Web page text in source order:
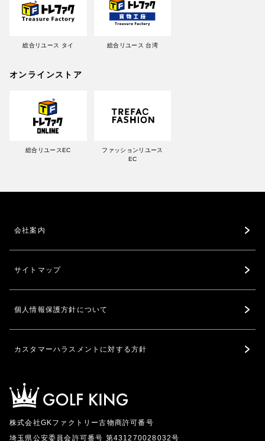
総合リユース タイ 総合リユース 台湾
オンラインストア
総合リユースEC
ファッションリユース
EC
会社案内
サイトマップ
個人情報保護方針について
カスタマーハラスメントに対する方針
株式会社GKファクトリー古物商許可番号
埼玉県公安委員会許可番号 第431270028032号